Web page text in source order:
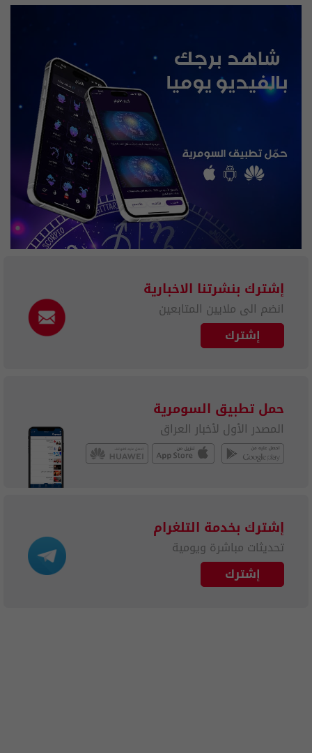
إشترك بنشرتنا الاخبارية
انضم الى ملايين المتابعين
إشترك
حمل تطبيق السومرية
المصدر الأول لأخبار العراق
إشترك بخدمة التلغرام
تحديثات مباشرة ويومية
إشترك